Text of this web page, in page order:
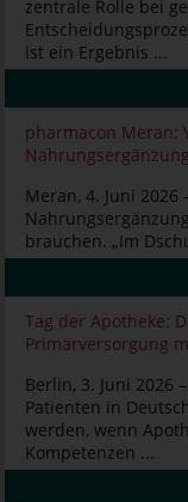
zentrale Rolle bei
ist ein Ergebnis ...
pharmacon Meran:
Meran, 4. Juni 2026
brauchen. „Im
Tag der Apotheke:
Primärversorgung
Berlin, 3. Juni 2026
Patienten in
werden, wenn
Kompetenzen ...